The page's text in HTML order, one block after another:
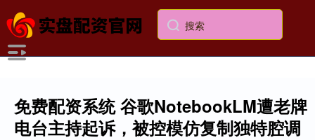
免费配资系统 谷歌NotebookLM遭老牌
电台主持起诉，被控模仿复制独特腔调